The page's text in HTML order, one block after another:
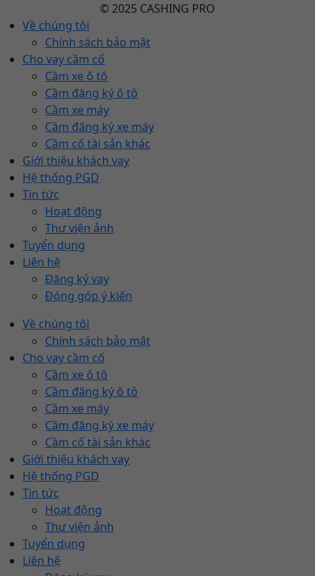
© 2025 CASHING PRO
Về chúng tôi
Chính sách bảo mật
Cho vay cầm cố
Cầm xe ô tô
Cầm đăng ký ô tô
Cầm xe máy
Cầm đăng ký xe máy
Cầm cố tài sản khác
Giới thiệu khách vay
Hệ thống PGD
Tin tức
Hoạt động
Thư viện ảnh
Tuyển dụng
Liên hệ
Đăng ký vay
Đóng góp ý kiến
Về chúng tôi
Chính sách bảo mật
Cho vay cầm cố
Cầm xe ô tô
Cầm đăng ký ô tô
Cầm xe máy
Cầm đăng ký xe máy
Cầm cố tài sản khác
Giới thiệu khách vay
Hệ thống PGD
Tin tức
Hoạt động
Thư viện ảnh
Tuyển dụng
Liên hệ